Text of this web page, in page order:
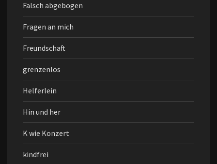
Falsch abgebogen
Fragen an mich
Freundschaft
grenzenlos
Helferlein
Hin und her
K wie Konzert
kindfrei